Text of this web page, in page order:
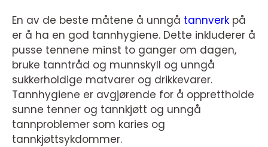
En av de beste måtene å unngå tannverk på
er å ha en god tannhygiene. Dette inkluderer å
pusse tennene minst to ganger om dagen,
bruke tanntråd og munnskyll og unngå
sukkerholdige matvarer og drikkevarer.
Tannhygiene er avgjørende for å opprettholde
sunne tenner og tannkjøtt og unngå
tannproblemer som karies og
tannkjøttsykdommer.